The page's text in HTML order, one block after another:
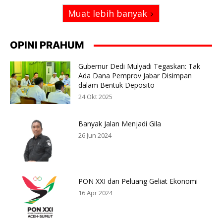
Muat lebih banyak
OPINI PRAHUM
Gubernur Dedi Mulyadi Tegaskan: Tak
Ada Dana Pemprov Jabar Disimpan
dalam Bentuk Deposito
24 Okt 2025
Banyak Jalan Menjadi Gila
26 Jun 2024
PON XXI dan Peluang Geliat Ekonomi
16 Apr 2024